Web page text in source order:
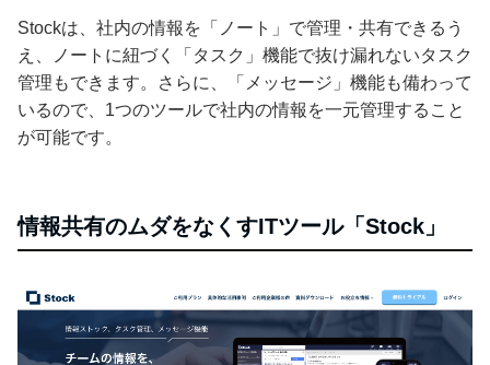
Stockは、社内の情報を「ノート」で管理・共有できるう
え、ノートに紐づく「タスク」機能で抜け漏れないタスク
管理もできます。さらに、「メッセージ」機能も備わって
いるので、1つのツールで社内の情報を一元管理すること
が可能です。
情報共有のムダをなくすITツール「Stock」